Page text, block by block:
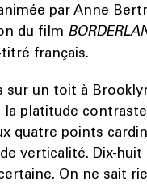
par Anne
du film
français.
sur un toit à
la platitude
quatre points
verticalité. Dix-
On ne sait